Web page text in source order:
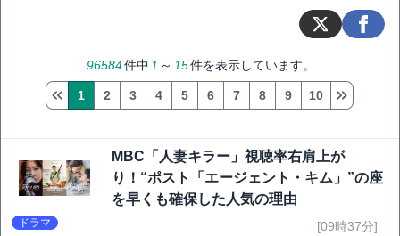
96584件中 1 ～ 15件を表示しています。
1 2 3 4 5 6 7 8 9 10
MBC「人妻キラー」視聴率右肩上が
り！“ポスト「エージェント・キム」”の座
を早くも確保した人気の理由
ドラマ [09時37分]